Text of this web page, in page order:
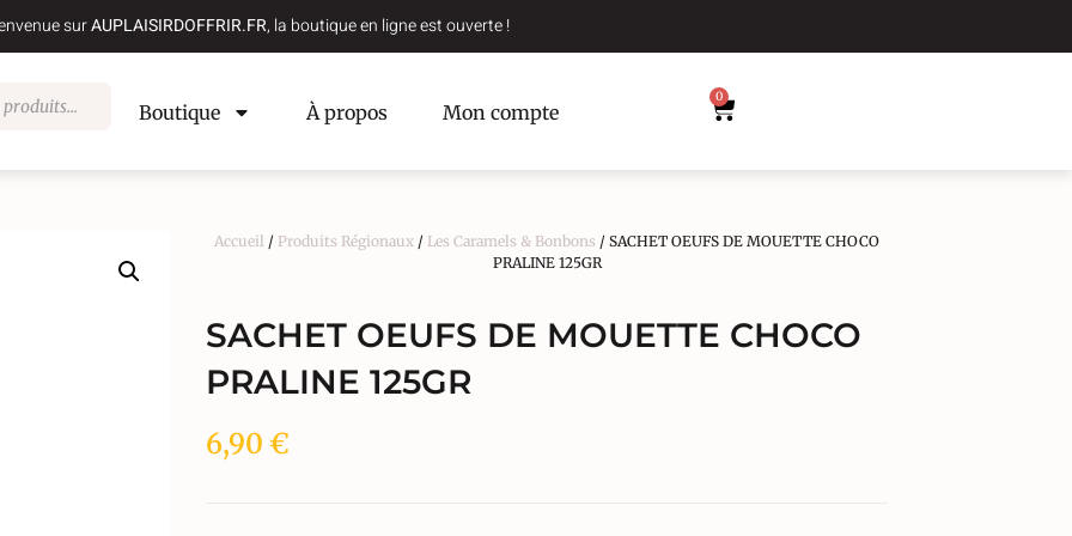
surAUPLAISIRDOFFRIR.FR, la boutique en ligne est ouverte !
Boutique À propos Mon compte
0
Accueil / Produits Régionaux / Les Caramels & Bonbons / SACHET OEUFS DE MOUETTE CHOCO
PRALINE 125GR
SACHET OEUFS DE MOUETTE CHOCO
PRALINE 125GR
6,90 €